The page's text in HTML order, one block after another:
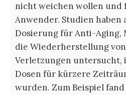
nicht weichen wollen
Anwender. Studien haben
Dosierung für Anti-Aging,
die Wiederherstellung
Verletzungen untersucht,
Dosen für kürzere
wurden. Zum Beispiel